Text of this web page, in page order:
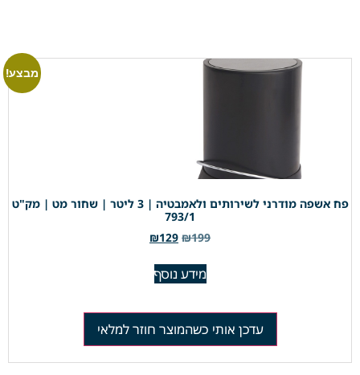
מבצע!
פח אשפה מודרני לשירותים ולאמבטיה | 3 ליטר | שחור מט | מק"ט
793/1
₪199
₪129
מידע נוסף
עדכן אותי כשהמוצר חוזר למלאי